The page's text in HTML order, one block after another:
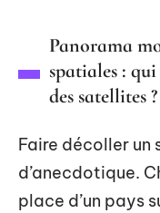
Panorama
spatiales :
des satellites ?
Faire décoller un
d’anecdotique.
place d’un pays